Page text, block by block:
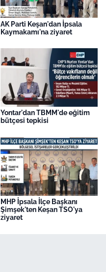
AK Parti Keşan'dan İpsala
Kaymakamı'na ziyaret
Yontar'dan TBMM'de eğitim
bütçesi tepkisi
MHP İpsala İlçe Başkanı
Şimşek'ten Keşan TSO'ya
ziyaret